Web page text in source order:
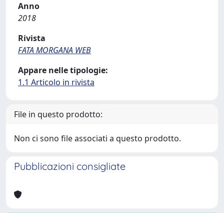
Anno
2018
Rivista
FATA MORGANA WEB
Appare nelle tipologie:
1.1 Articolo in rivista
File in questo prodotto:
Non ci sono file associati a questo prodotto.
Pubblicazioni consigliate